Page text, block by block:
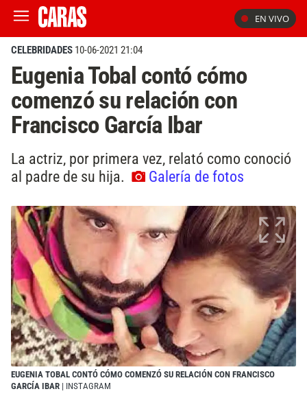
EN VIVO
CELEBRIDADES 10-06-2021 21:04
Eugenia Tobal contó cómo
comenzó su relación con
Francisco García Ibar
La actriz, por primera vez, relató como conoció
al padre de su hija.
Galería de fotos
EUGENIA TOBAL CONTÓ CÓMO COMENZÓ SU RELACIÓN CON FRANCISCO
GARCÍA IBAR | INSTAGRAM